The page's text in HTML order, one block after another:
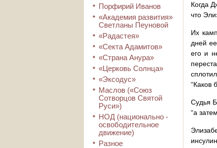
Порфирий Иванов
«Академия развития»
Светланы Пеуновой
«Радастея»
«Секта Адамитов»
«Страна Анура»
«Церковь Солнца»
«Эксодус»
Маслов («Союз
Сотворцов Святой
Руси»)
НОД (национально -
освободительное
движение)
Разное
Когда
что
Их
дней
его и
“Каков
Судья
“а